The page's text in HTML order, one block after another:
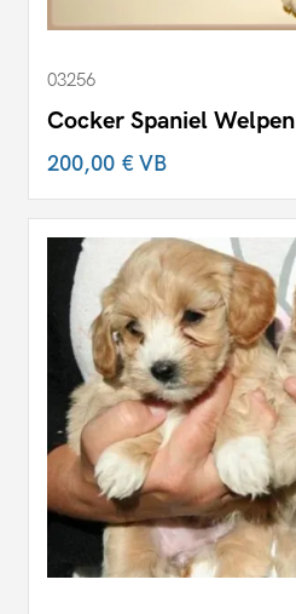
03256
Cocker Spaniel Welpen
200,00 €VB